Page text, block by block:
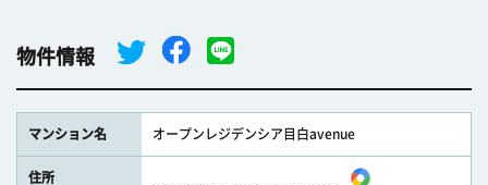
物件情報
マンション名 オープンレジデンシア目白avenue
住所